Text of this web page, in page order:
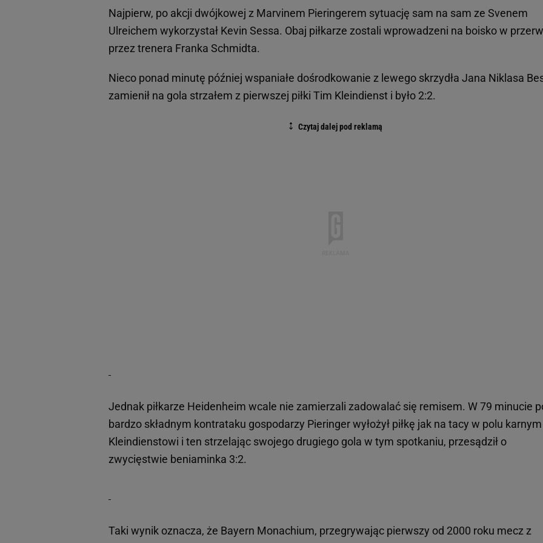
Najpierw, po akcji dwójkowej z Marvinem Pieringerem sytuację sam na sam ze Svenem
Ulreichem wykorzystał Kevin Sessa. Obaj piłkarze zostali wprowadzeni na boisko w
przez trenera Franka Schmidta.
Nieco ponad minutę później wspaniałe dośrodkowanie z lewego skrzydła Jana Niklasa
zamienił na gola strzałem z pierwszej piłki Tim Kleindienst i było 2:2.
Jednak piłkarze Heidenheim wcale nie zamierzali zadowalać się remisem. W 79 minucie
bardzo składnym kontrataku gospodarzy Pieringer wyłożył piłkę jak na tacy w polu karnym
Kleindienstowi i ten strzelając swojego drugiego gola w tym spotkaniu, przesądził o
zwycięstwie beniaminka 3:2.
Taki wynik oznacza, że Bayern Monachium, przegrywając pierwszy od 2000 roku mecz z